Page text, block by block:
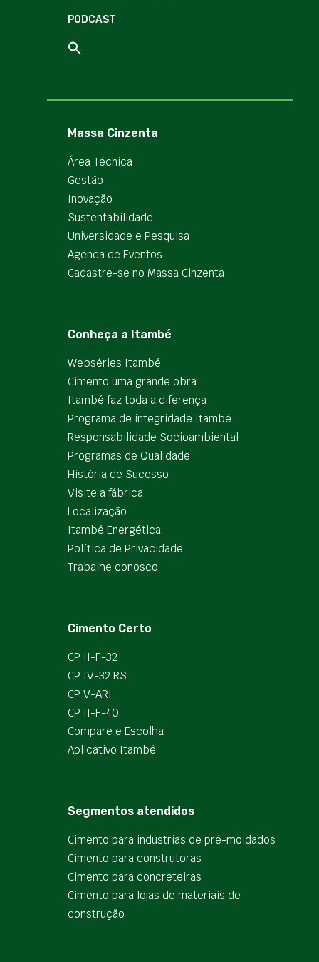
PODCAST
Massa Cinzenta
Área Técnica
Gestão
Inovação
Sustentabilidade
Universidade e Pesquisa
Agenda de Eventos
Cadastre-se no Massa Cinzenta
Conheça a Itambé
Webséries Itambé
Cimento uma grande obra
Itambé faz toda a diferença
Programa de integridade Itambé
Responsabilidade Socioambiental
Programas de Qualidade
História de Sucesso
Visite a fábrica
Localização
Itambé Energética
Política de Privacidade
Trabalhe conosco
Cimento Certo
CP II-F-32
CP IV-32 RS
CP V-ARI
CP II-F-40
Compare e Escolha
Aplicativo Itambé
Segmentos atendidos
Cimento para indústrias de pré-moldados
Cimento para construtoras
Cimento para concreteiras
Cimento para lojas de materiais de
construção